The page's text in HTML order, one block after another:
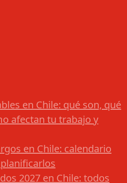
en Chile: qué son, qué
afectan tu trabajo y
en Chile: calendario
2027 en Chile: todos